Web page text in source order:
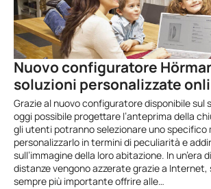
Nuovo configuratore
soluzioni personalizzate
Grazie al nuovo configuratore disponibile sul
oggi possibile progettare l’anteprima della
gli utenti potranno selezionare uno specifico
personalizzarlo in termini di peculiarità e
sull’immagine della loro abitazione. In un’era
distanze vengono azzerate grazie a
sempre più importante offrire alle…